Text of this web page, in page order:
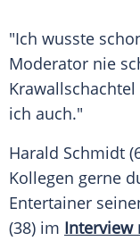
"Ich wusste
Moderator nie
Krawallschachtel
ich auch."
Harald Schmidt
Kollegen gerne
Entertainer
(38) im Interview